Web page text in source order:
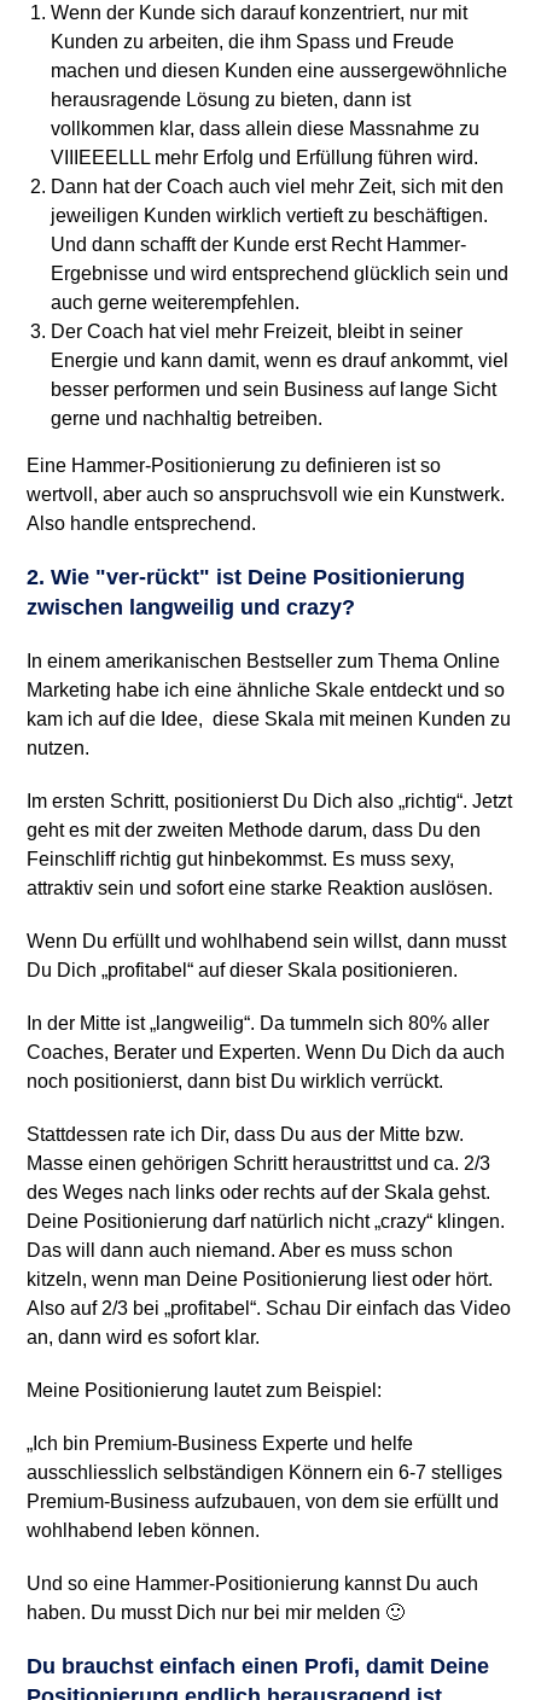
Wenn der Kunde sich darauf konzentriert, nur mit
Kunden zu arbeiten, die ihm Spass und Freude
machen und diesen Kunden eine aussergewöhnliche
herausragende Lösung zu bieten, dann ist
vollkommen klar, dass allein diese Massnahme zu
VIIIEEELLL mehr Erfolg und Erfüllung führen wird.
Dann hat der Coach auch viel mehr Zeit, sich mit den
jeweiligen Kunden wirklich vertieft zu beschäftigen.
Und dann schafft der Kunde erst Recht Hammer-
Ergebnisse und wird entsprechend glücklich sein und
auch gerne weiterempfehlen.
Der Coach hat viel mehr Freizeit, bleibt in seiner
Energie und kann damit, wenn es drauf ankommt, viel
besser performen und sein Business auf lange Sicht
gerne und nachhaltig betreiben.
Eine Hammer-Positionierung zu definieren ist so
wertvoll, aber auch so anspruchsvoll wie ein Kunstwerk.
Also handle entsprechend.
2. Wie "ver-rückt" ist Deine Positionierung
zwischen langweilig und crazy?
In einem amerikanischen Bestseller zum Thema Online
Marketing habe ich eine ähnliche Skale entdeckt und so
kam ich auf die Idee, diese Skala mit meinen Kunden zu
nutzen.
Im ersten Schritt, positionierst Du Dich also „richtig“. Jetzt
geht es mit der zweiten Methode darum, dass Du den
Feinschliff richtig gut hinbekommst. Es muss sexy,
attraktiv sein und sofort eine starke Reaktion auslösen.
Wenn Du erfüllt und wohlhabend sein willst, dann musst
Du Dich „profitabel“ auf dieser Skala positionieren.
In der Mitte ist „langweilig“. Da tummeln sich 80% aller
Coaches, Berater und Experten. Wenn Du Dich da auch
noch positionierst, dann bist Du wirklich verrückt.
Stattdessen rate ich Dir, dass Du aus der Mitte bzw.
Masse einen gehörigen Schritt heraustrittst und ca. 2/3
des Weges nach links oder rechts auf der Skala gehst.
Deine Positionierung darf natürlich nicht „crazy“ klingen.
Das will dann auch niemand. Aber es muss schon
kitzeln, wenn man Deine Positionierung liest oder hört.
Also auf 2/3 bei „profitabel“. Schau Dir einfach das Video
an, dann wird es sofort klar.
Meine Positionierung lautet zum Beispiel:
„Ich bin Premium-Business Experte und helfe
ausschliesslich selbständigen Könnern ein 6-7 stelliges
Premium-Business aufzubauen, von dem sie erfüllt und
wohlhabend leben können.
Und so eine Hammer-Positionierung kannst Du auch
haben. Du musst Dich nur bei mir melden 🙂
Du brauchst einfach einen Profi, damit Deine